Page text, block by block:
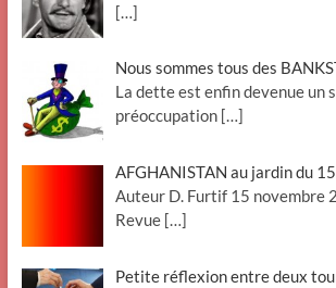
[…]
Nous sommes tous des
La dette est enfin devenue un
préoccupation […]
AFGHANISTAN au jardin du
Auteur D. Furtif 15 novembre
Revue […]
Petite réflexion entre deux